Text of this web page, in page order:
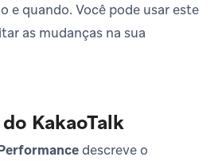
e quando. Você pode usar este
as mudanças na sua
KakaoTalk
descreve o